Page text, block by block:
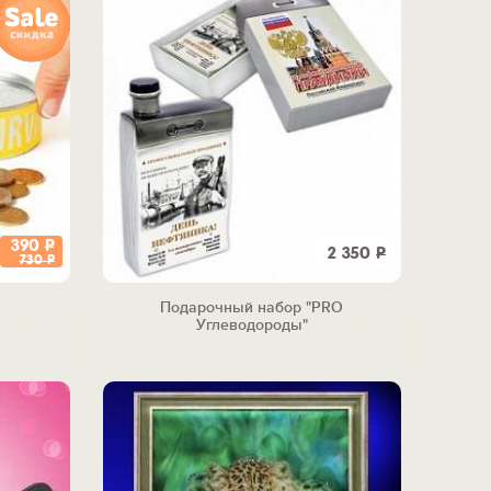
390Р
730Р 2 350 Р
Подарочный набор "PRO
Углеводороды"